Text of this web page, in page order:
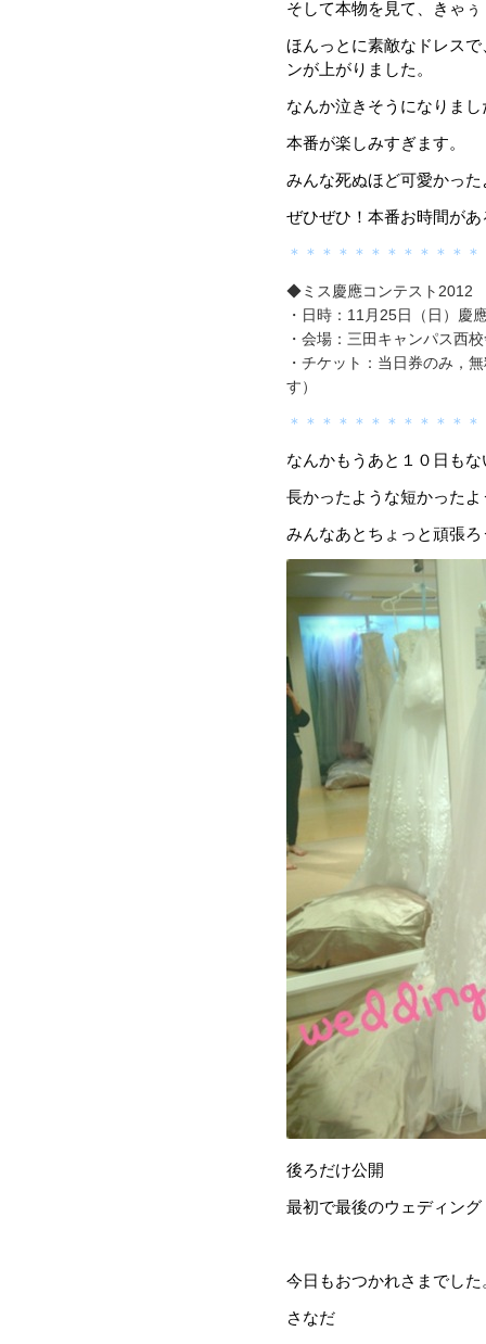
そして本物を見て、きゃ
ほんっとに素敵なドレス
ンが上がりました。
なんか泣きそうになりまし
本番が楽しみすぎます。
みんな死ぬほど可愛かった
ぜひぜひ！本番お時間が
＊＊＊＊＊＊＊＊＊＊＊
◆ミス慶應コンテスト2012
・日時：11月25日（日）慶
・会場：三田キャンパス西
・チケット：当日券のみ，
す）
＊＊＊＊＊＊＊＊＊＊＊
なんかもうあと１０日も
長かったような短かったよ
みんなあとちょっと頑張
後ろだけ公開
最初で最後のウェディン
今日もおつかれさまでした
さなだ